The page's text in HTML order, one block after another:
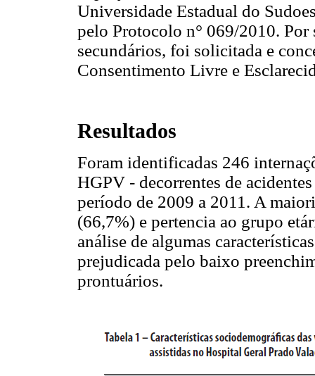
Universidade Estadual do
pelo Protocolo n° 069/2010. Por
secundários, foi solicitada e
Consentimento Livre e
Resultados
Foram identificadas 246
HGPV - decorrentes de
período de 2009 a 2011. A
(66,7%) e pertencia ao grupo
análise de algumas
prejudicada pelo baixo
prontuários.